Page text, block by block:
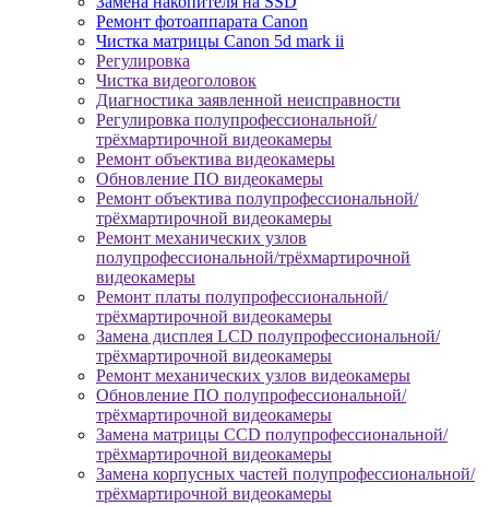
Ремонт фотоаппарата Canon
Чистка матрицы Canon 5d mark ii
Регулировка
Чистка видеоголовок
Диагностика заявленной неисправности
Регулировка полупрофессиональной/
трёхмартирочной видеокамеры
Ремонт объектива видеокамеры
Обновление ПО видеокамеры
Ремонт объектива полупрофессиональной/
трёхмартирочной видеокамеры
Ремонт механических узлов
полупрофессиональной/трёхмартирочной
видеокамеры
Ремонт платы полупрофессиональной/
трёхмартирочной видеокамеры
Замена дисплея LCD полупрофессиональной/
трёхмартирочной видеокамеры
Ремонт механических узлов видеокамеры
Обновление ПО полупрофессиональной/
трёхмартирочной видеокамеры
Замена матрицы CCD полупрофессиональной/
трёхмартирочной видеокамеры
Замена корпусных частей полупрофессиональной/
трёхмартирочной видеокамеры